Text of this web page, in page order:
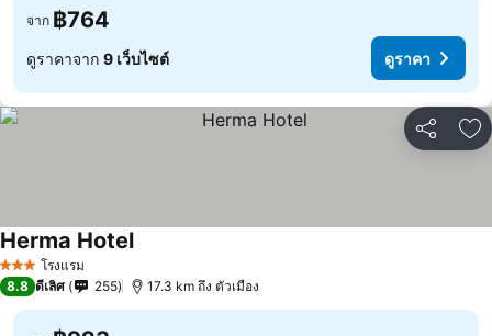
จาก ฿764
ดูราคาจาก 9 เว็บไซต์ ดูราคา
แชร์ เ
3 ดาว โรงแรม
Herma Hotelดูราคา
8.8 ดีเลิศ 255 17.3 km ถึง ตัวเมือง